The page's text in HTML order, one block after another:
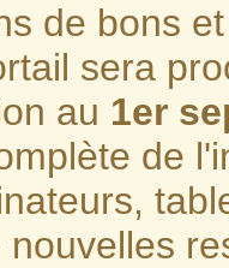
de bons
sera
au 1er
de